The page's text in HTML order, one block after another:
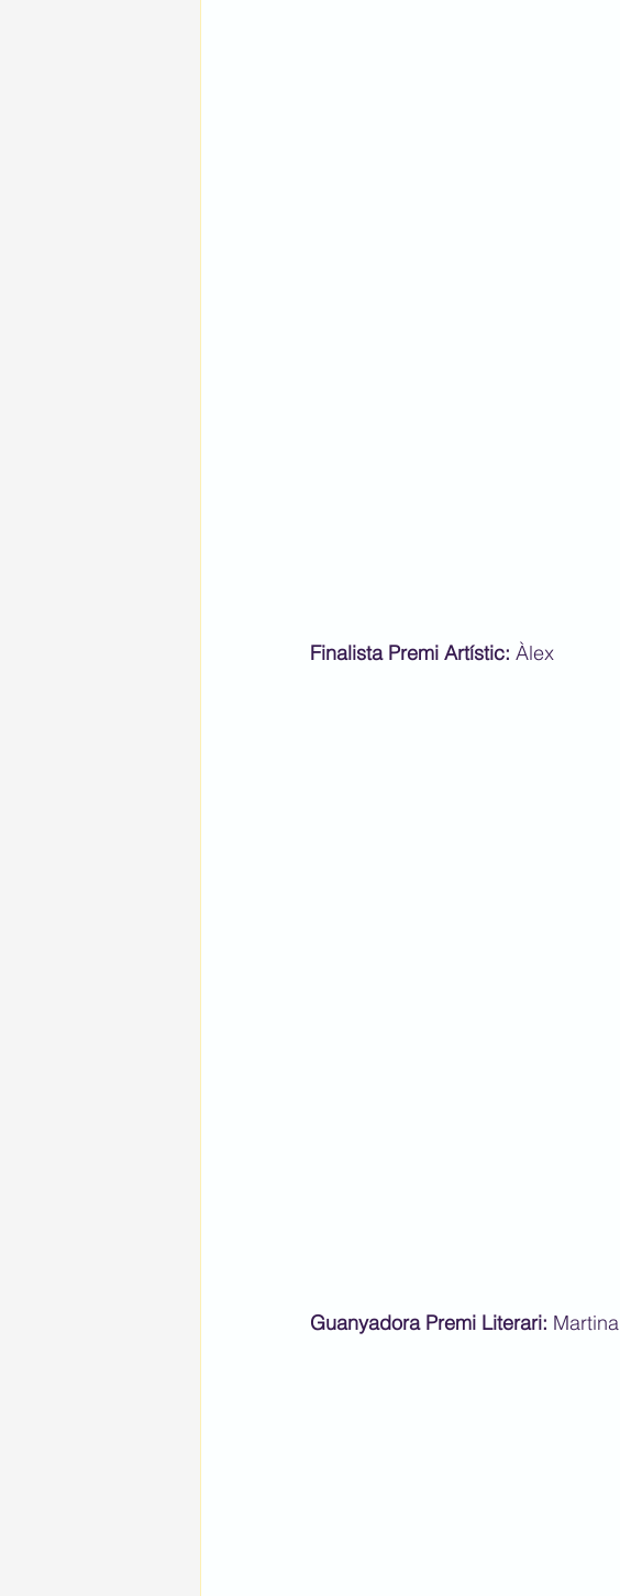
Finalista Premi Artístic: Àlex
Guanyadora Premi Literari: Martina